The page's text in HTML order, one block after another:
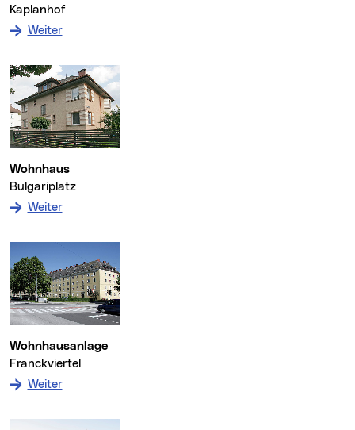
Kaplanhof
Weiter: zum Denkmal Wohnhaus
Wohnhaus
Bulgariplatz
Weiter: zum Denkmal Wohnhaus
Wohnhausanlage
Franckviertel
Weiter: zum Denkmal Wohnhausanlage